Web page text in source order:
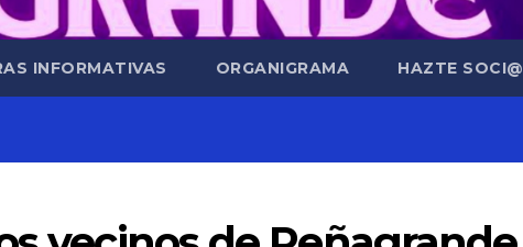
INFORMATIVAS ORGANIGRAMA HAZTE SOCI@